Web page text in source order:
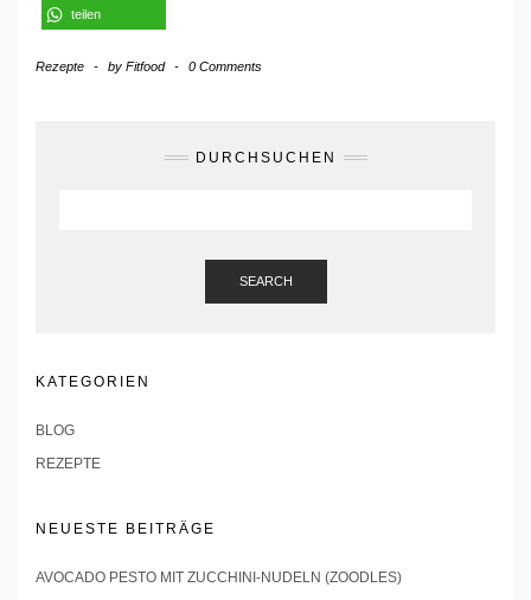
teilen
Rezepte - by Fitfood - 0 Comments
DURCHSUCHEN
SEARCH
KATEGORIEN
BLOG
REZEPTE
NEUESTE BEITRÄGE
AVOCADO PESTO MIT ZUCCHINI-NUDELN (ZOODLES)